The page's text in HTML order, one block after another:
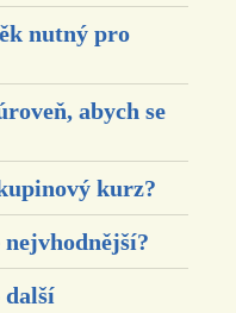
nutný pro
abych se
kurz?
další